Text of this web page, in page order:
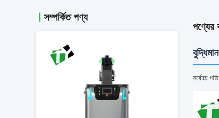
সম্পর্কিত পণ্য
পণ্যের
সর্বোচ্চ